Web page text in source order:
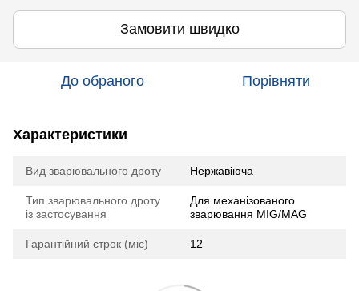
Замовити швидко
До обраного Порівняти
Характеристики
Вид зварювального дроту Нержавіюча
Тип зварювального дроту
із застосування
Для механізованого
зварювання MIG/MAG
Гарантійний строк (міс) 12